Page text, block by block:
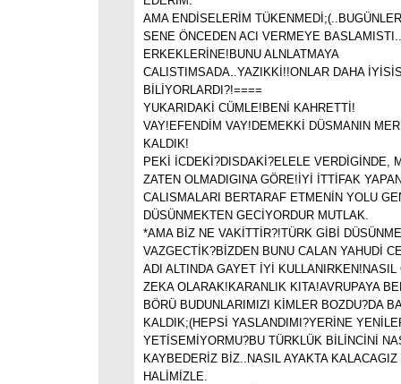
AMA ENDİSELERİM
SENE ÖNCEDEN ACI VERMEYE
ERKEKLERİNE!BUNU ALNLATMAYA
CALISTIMSADA..YAZIKKİ!!ONLAR DAHA
BİLİYORLARDI?!====
YUKARIDAKİ CÜMLE!BENİ KAHRETTİ!
VAY!EFENDİM VAY!DEMEKKİ DÜSMANIN
KALDIK!
PEKİ İCDEKİ?DISDAKİ?ELELE VERDİGİNDE,
ZATEN OLMADIGINA GÖRE!İYİ İTTİFAK
CALISMALARI BERTARAF ETMENİN YOLU
DÜSÜNMEKTEN GECİYORDUR MUTLAK.
*AMA BİZ NE VAKİTTİR?!TÜRK GİBİ
VAZGECTİK?BİZDEN BUNU CALAN YAHUDİ
ADI ALTINDA GAYET İYİ KULLANIRKEN!NASIL
ZEKA OLARAK!KARANLIK KITA!AVRUPAYA
BÖRÜ BUDUNLARIMIZI KİMLER BOZDU?DA
KALDIK;(HEPSİ YASLANDIMI?YERİNE
YETİSEMİYORMU?BU TÜRKLÜK BİLİNCİNİ
KAYBEDERİZ BİZ..NASIL AYAKTA KALACAGIZ
HALİMİZLE.